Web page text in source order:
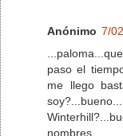
Anónimo 7/
paso el
me llego
nombres....